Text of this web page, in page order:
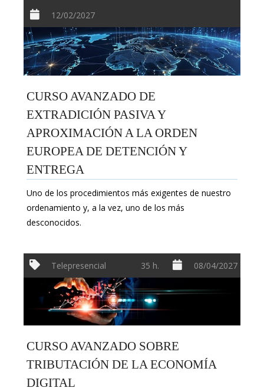
12/02/2027
CURSO AVANZADO DE
EXTRADICIÓN PASIVA Y
APROXIMACIÓN A LA ORDEN
EUROPEA DE DETENCIÓN Y
ENTREGA
Uno de los procedimientos más exigentes de nuestro
ordenamiento y, a la vez, uno de los más
desconocidos.
Telepresencial 35 h. 08/04/2027
CURSO AVANZADO SOBRE
TRIBUTACIÓN DE LA ECONOMÍA
DIGITAL